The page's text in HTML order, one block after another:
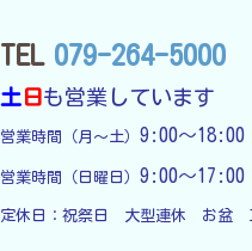
TEL 079-264-5000
土日も営業しています
営業時間（月～土） 9:00～18:00
営業時間（日曜日） 9:00～17:00
定休日： 祝祭日　大型連休　お盆　